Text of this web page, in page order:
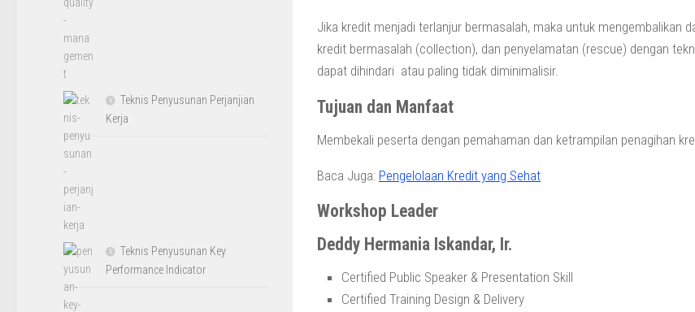
Jika kredit menjadi terlanjur bermasalah, maka untuk mengembalikan
kredit bermasalah (collection), dan penyelamatan (rescue) dengan
dapat dihindari atau paling tidak diminimalisir.
Tujuan dan Manfaat
Membekali peserta dengan pemahaman dan ketrampilan penagihan
Baca Juga: Pengelolaan Kredit yang Sehat
Workshop Leader
Deddy Hermania Iskandar, Ir.
Certified Public Speaker & Presentation Skill
Certified Training Design & Delivery
Teknis Penyusunan Perjanjian
Kerja
Teknis Penyusunan Key
Performance Indicator